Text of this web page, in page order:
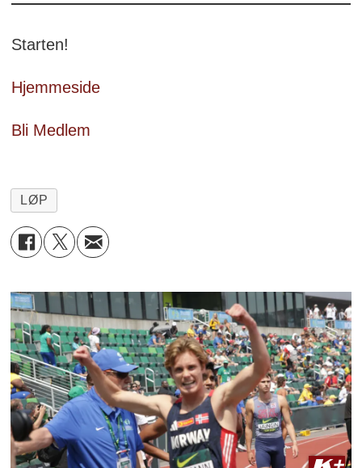
Starten!
Hjemmeside
Bli Medlem
LØP